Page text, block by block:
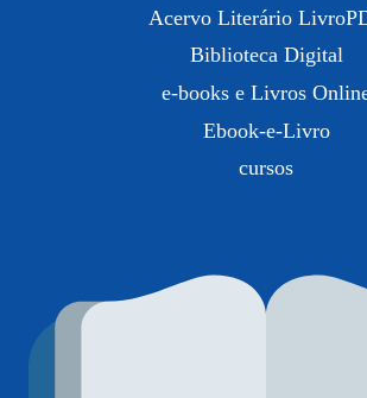
Acervo Literário
Biblioteca Digital
e-books e Livros
Ebook-e-Livro
cursos